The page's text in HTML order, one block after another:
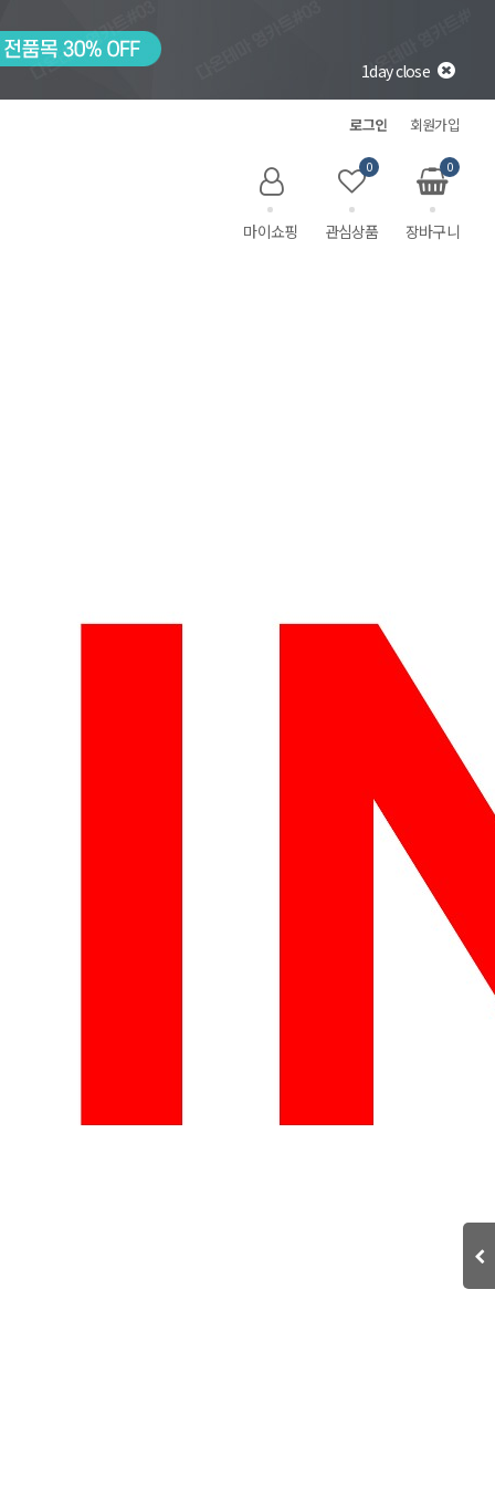
1day close
회원가입
로그인
장바구니
0
관심상품
0
마이쇼핑